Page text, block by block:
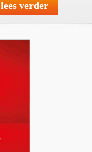
lees verder